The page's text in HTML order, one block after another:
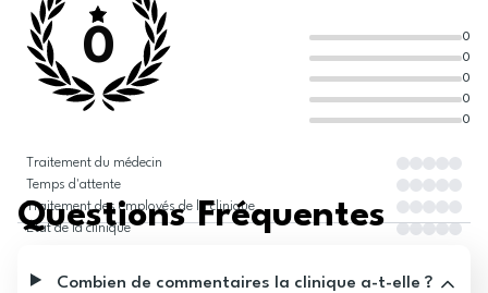
0
0
0
0
0
0
Traitement du médecin
Temps d'attente
Traitement des employés de la clinique
État de la clinique
Questions Fréquentes
Combien de commentaires la clinique a-t-elle ?